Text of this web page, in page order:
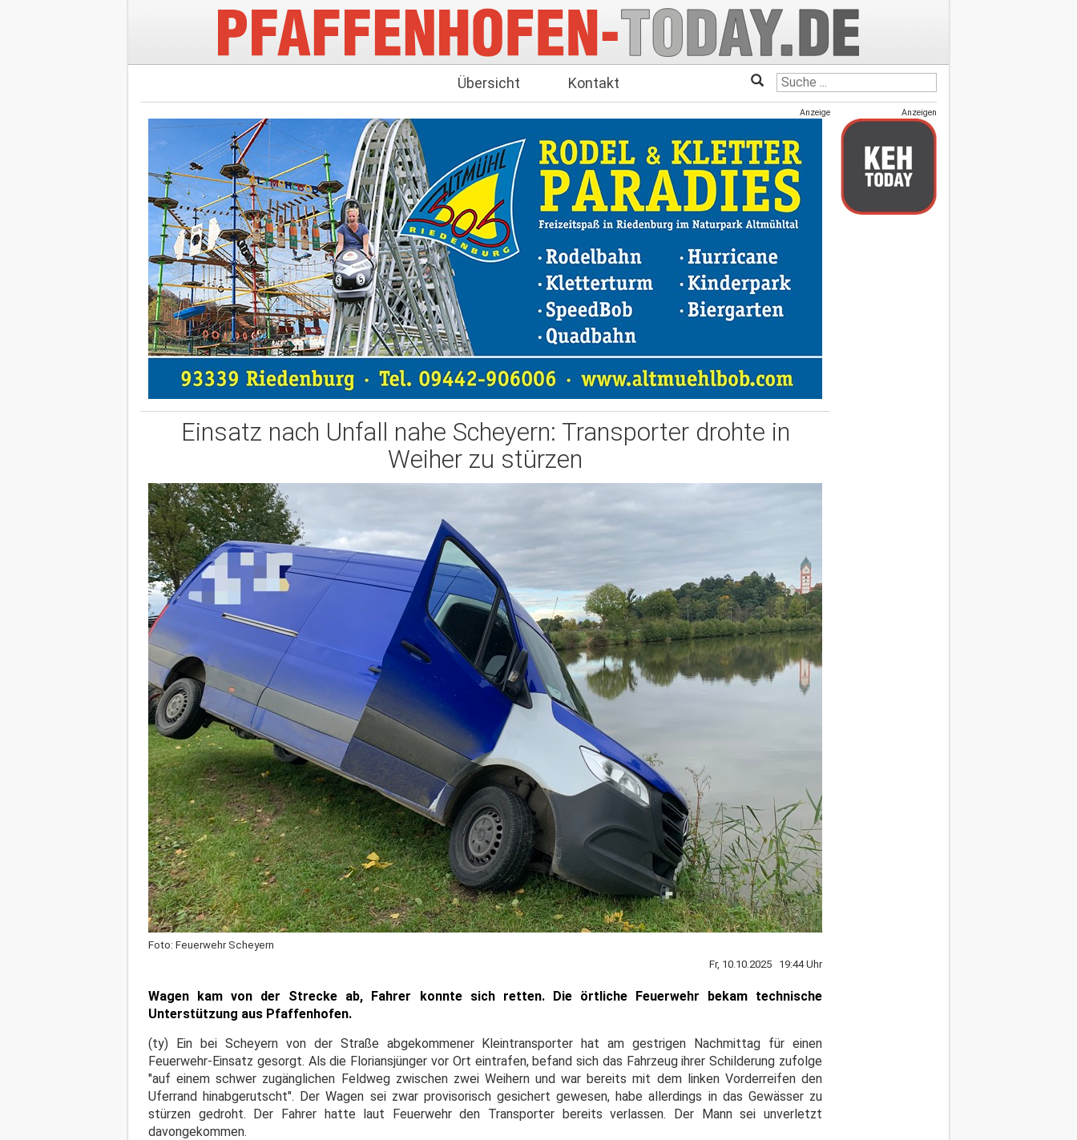
Übersicht Kontakt
Anzeige
Einsatz nach Unfall nahe Scheyern: Transporter drohte in
Weiher zu stürzen
Foto: Feuerwehr Scheyern
Fr, 10.10.2025 19:44 Uhr
Wagen kam von der Strecke ab, Fahrer konnte sich retten. Die örtliche Feuerwehr bekam technische
Unterstützung aus Pfaffenhofen.
(ty) Ein bei Scheyern von der Straße abgekommener Kleintransporter hat am gestrigen Nachmittag für einen
Feuerwehr-Einsatz gesorgt. Als die Floriansjünger vor Ort eintrafen, befand sich das Fahrzeug ihrer Schilderung zufolge
"auf einem schwer zugänglichen Feldweg zwischen zwei Weihern und war bereits mit dem linken Vorderreifen den
Uferrand hinabgerutscht". Der Wagen sei zwar provisorisch gesichert gewesen, habe allerdings in das Gewässer zu
stürzen gedroht. Der Fahrer hatte laut Feuerwehr den Transporter bereits verlassen. Der Mann sei unverletzt
davongekommen.
Anzeigen